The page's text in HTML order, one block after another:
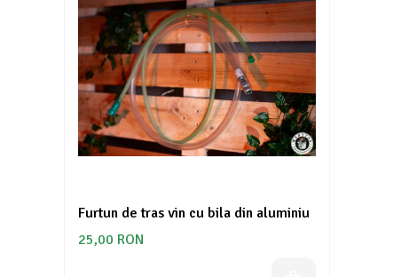
Furtun de tras vin cu bila din aluminiu
25,00 RON